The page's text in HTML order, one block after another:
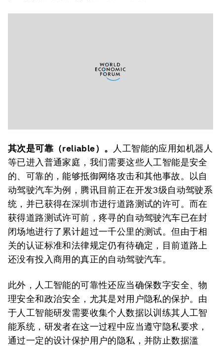
其次是可靠（reliable）。
人工智能的应用如机器人
等已进入普通家庭，我们需要这些人工智能是安全
的、可靠的，能够抵御网络攻击和其他事故。以自
动驾驶汽车为例，腾讯目前正在开发3级自动驾驶系
统，并已获得在深圳市进行道路测试的许可。而在
获得道路测试许可前，疼寻的自动驾驶汽车已在封
闭场地进行了累计超过一千公里的测试。但由于相
关的认证标准和法律规定仍有待确定，目前道路上
还没有投入商用的真正的自动驾驶汽车。
此外，人工智能的可靠性还应当确保数字安全、物
理安全和政治安全，尤其是对用户隐私的保护。由
于人工智能研发需要收集个人数据以训练其人工智
能系统，研发者在这一过程中应当遵守隐私要求，
通过一定的设计保护用户的隐私，并防止数据滥